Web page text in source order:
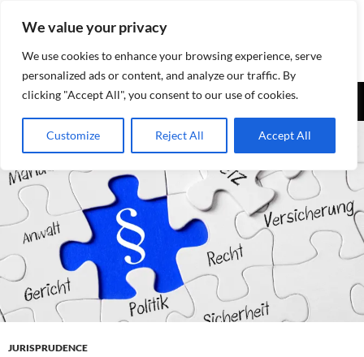
We value your privacy
We use cookies to enhance your browsing experience, serve
personalized ads or content, and analyze our traffic. By
clicking "Accept All", you consent to our use of cookies.
Customize Reject All Accept All
Assurances-sociales.info
Recherche
JURISPRUDENCE